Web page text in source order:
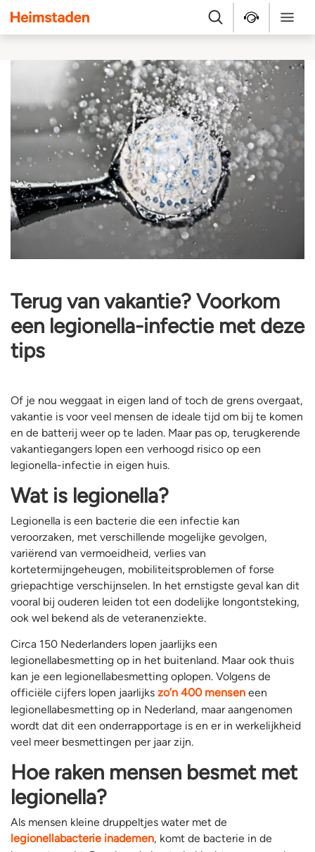
Heimstaden
Zoek Service &Menu
Terug van vakantie? Voorkom
een legionella-infectie met deze
tips
Of je nou weggaat in eigen land of toch de grens overgaat,
vakantie is voor veel mensen de ideale tijd om bij te komen
en de batterij weer op te laden. Maar pas op, terugkerende
vakantiegangers lopen een verhoogd risico op een
legionella-infectie in eigen huis.
Wat is legionella?
Legionella is een bacterie die een infectie kan
veroorzaken, met verschillende mogelijke gevolgen,
variërend van vermoeidheid, verlies van
kortetermijngeheugen, mobiliteitsproblemen of forse
griepachtige verschijnselen. In het ernstigste geval kan dit
vooral bij ouderen leiden tot een dodelijke longontsteking,
ook wel bekend als de veteranenziekte.
Circa 150 Nederlanders lopen jaarlijks een
legionellabesmetting op in het buitenland. Maar ook thuis
kan je een legionellabesmetting oplopen. Volgens de
officiële cijfers lopen jaarlijks zo’n 400 mensen een
legionellabesmetting op in Nederland, maar aangenomen
wordt dat dit een onderrapportage is en er in werkelijkheid
veel meer besmettingen per jaar zijn.
Hoe raken mensen besmet met
legionella?
Als mensen kleine druppeltjes water met de
legionellabacterie inademen, komt de bacterie in de